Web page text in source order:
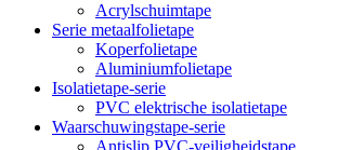
Acrylschuimtape
Serie metaalfolietape
Koperfolietape
Aluminiumfolietape
Isolatietape-serie
PVC elektrische isolatietape
Waarschuwingstape-serie
Antislip PVC-veiligheidstape